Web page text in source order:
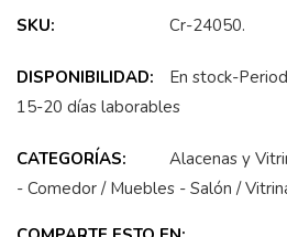
SKU: Cr-24050.
DISPONIBILIDAD:
En stock-
15-20 días laborables
CATEGORÍAS: Alacenas y
- Comedor / Muebles - Salón /